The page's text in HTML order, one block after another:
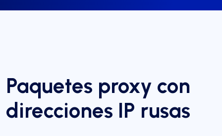
Paquetes proxy con
direcciones IP rusas